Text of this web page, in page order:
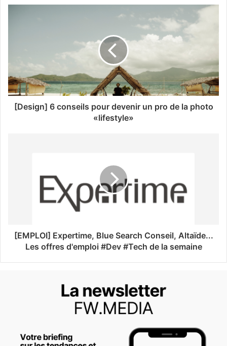
[Design] 6 conseils pour devenir un pro de la photo
«lifestyle»
[EMPLOI] Expertime, Blue Search Conseil, Altaïde...
Les offres d'emploi #Dev #Tech de la semaine